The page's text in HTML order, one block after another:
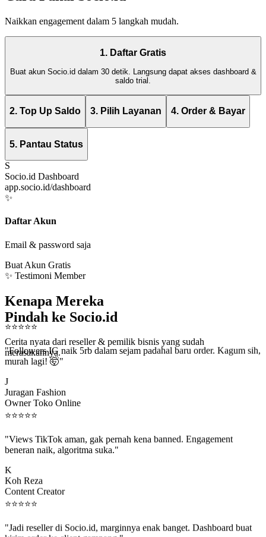
Naikkan engagement dalam 5 langkah mudah.
1. Daftar Gratis
Buat akun Socio.id dalam 30 detik. Langsung dapat akses dashboard &
saldo trial.
2. Top Up Saldo 3. Pilih Layanan 4. Order & Bayar
5. Pantau Status
S
Socio.id Dashboard
app.socio.id/dashboard
✨
Daftar Akun
Email & password saja
Buat Akun Gratis
✨ Testimoni Member
Kenapa Mereka
Pindah ke Socio.id
Cerita nyata dari reseller & pemilik bisnis yang sudah
merasakannya.
⭐⭐⭐⭐ ⭐
"Followers IG naik 5rb dalam sejam padahal baru order. Kagum sih,
murah lagi! 🤯"
Juragan Fashion
Owner Toko Online
⭐⭐⭐⭐ ⭐
beneran naik, algoritma suka."
Koh Reza
Content Creator
⭐⭐⭐⭐⭐
kirim order ke client gampang."